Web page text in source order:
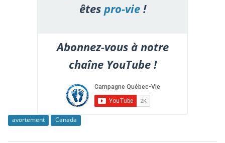
êtespro-vie!
Abonnez-vous à notre
chaîne YouTube !
avortement Canada